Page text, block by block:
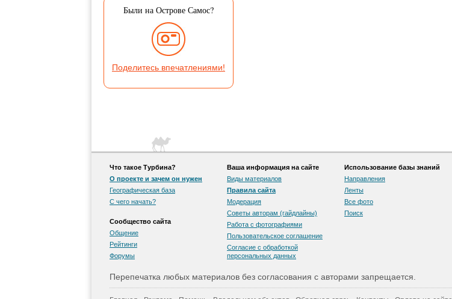
Были на Острове Самос?
Поделитесь впечатлениями!
Что такое Турбина?
О проекте и зачем он нужен
Географическая база
С чего начать?
Сообщество сайта
Общение
Рейтинги
Форумы
Ваша информация на сайте
Виды материалов
Правила сайта
Модерация
Советы авторам (гайдлайны)
Работа с фотографиями
Пользовательскоe соглашение
Согласие с обработкой
персональных данных
Использование базы знаний
Направления
Ленты
Все фото
Поиск
Перепечатка любых материалов без согласования с авторами запрещается.